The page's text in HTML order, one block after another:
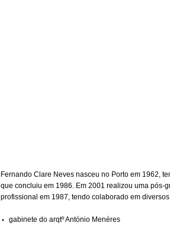
Fernando Clare Neves nasceu no Porto em 1962,
que concluiu em 1986. Em 2001 realizou uma pós-
profissional em 1987, tendo colaborado em
gabinete do arqtº António Menéres